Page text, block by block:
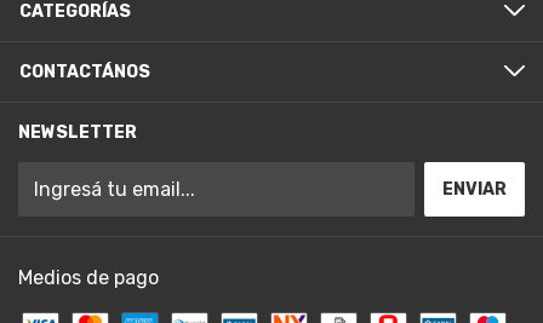
CATEGORÍAS
CONTACTÁNOS
NEWSLETTER
Medios de pago